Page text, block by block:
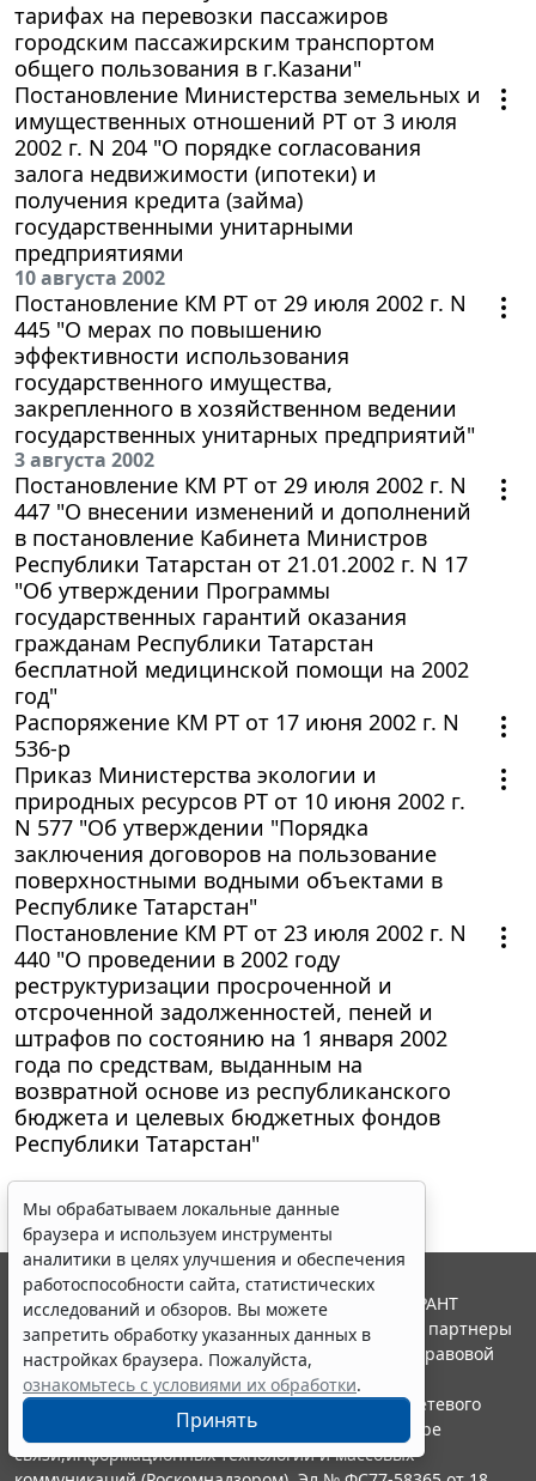
тарифах на перевозки пассажиров
городским пассажирским транспортом
общего пользования в г.Казани"
Постановление Министерства земельных и
имущественных отношений РТ от 3 июля
2002 г. N 204 "О порядке согласования
залога недвижимости (ипотеки) и
получения кредита (займа)
государственными унитарными
предприятиями
10 августа 2002
Постановление КМ РТ от 29 июля 2002 г. N
445 "О мерах по повышению
эффективности использования
государственного имущества,
закрепленного в хозяйственном ведении
государственных унитарных предприятий"
3 августа 2002
Постановление КМ РТ от 29 июля 2002 г. N
447 "О внесении изменений и дополнений
в постановление Кабинета Министров
Республики Татарстан от 21.01.2002 г. N 17
"Об утверждении Программы
государственных гарантий оказания
гражданам Республики Татарстан
бесплатной медицинской помощи на 2002
год"
Распоряжение КМ РТ от 17 июня 2002 г. N
536-р
Приказ Министерства экологии и
природных ресурсов РТ от 10 июня 2002 г.
N 577 "Об утверждении "Порядка
заключения договоров на пользование
поверхностными водными объектами в
Республике Татарстан"
Постановление КМ РТ от 23 июля 2002 г. N
440 "О проведении в 2002 году
реструктуризации просроченной и
отсроченной задолженностей, пеней и
штрафов по состоянию на 1 января 2002
года по средствам, выданным на
возвратной основе из республиканского
бюджета и целевых бюджетных фондов
Республики Татарстан"
Мы обрабатываем локальные данные
браузера и используем инструменты
аналитики в целях улучшения и обеспечения
работоспособности сайта, статистических
исследований и обзоров. Вы можете
запретить обработку указанных данных в
настройках браузера. Пожалуйста,
ознакомьтесь с условиями их обработки.
Принять
© ООО "НПП "ГАРАНТ-СЕРВИС", 2026. Система ГАРАНТ
выпускается с 1990 года. Компания "Гарант" и ее партнеры
являются участниками Российской ассоциации правовой
информации ГАРАНТ.
Портал ГАРАНТ.РУ зарегистрирован в качестве сетевого
издания Федеральной службой по надзору в сфере
связи,информационных технологий и массовых